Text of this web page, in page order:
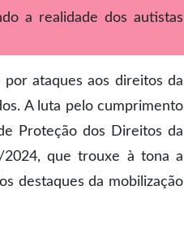
a realidade dos autistas
ataques aos direitos da
A luta pelo cumprimento
Proteção dos Direitos da
2024, que trouxe à tona a
destaques da mobilização